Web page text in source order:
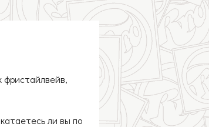
фристайлвейв,
ли вы по